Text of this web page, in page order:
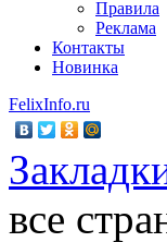
Правила
Реклама
Контакты
Новинка
FelixInfo.ru
все